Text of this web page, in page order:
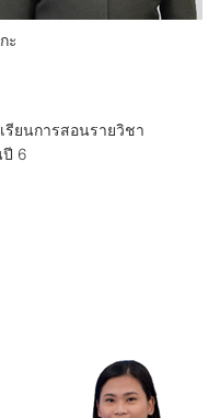
ะ
ยนการสอนรายวิชา
6